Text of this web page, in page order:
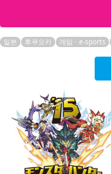
일본 후쿠오카 게임 · e-sports